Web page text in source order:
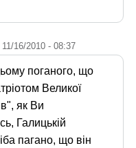
16/2010 - 08:37
поганого, що
Великої
як Ви
Галицькій
пагано, що він